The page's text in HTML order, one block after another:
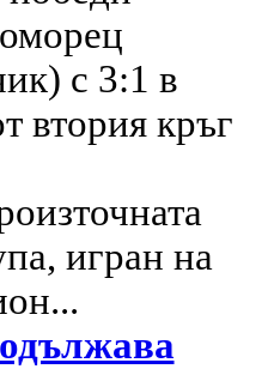
с 3:1 в
втория кръг
игран на